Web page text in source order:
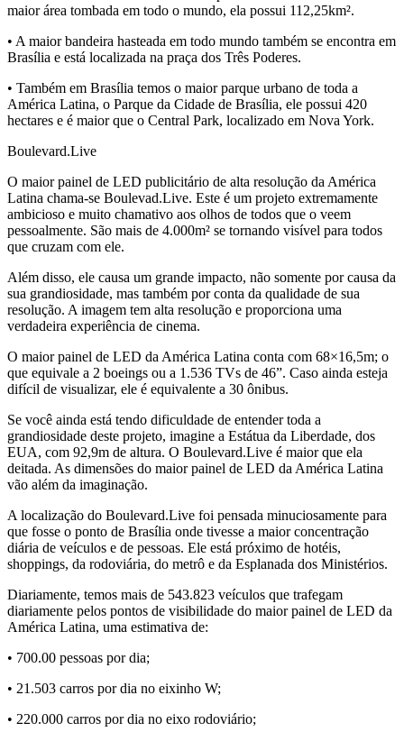
maior área tombada em todo o mundo, ela possui 112,25km².
• A maior bandeira hasteada em todo mundo também se encontra em
Brasília e está localizada na praça dos Três Poderes.
• Também em Brasília temos o maior parque urbano de toda a
América Latina, o Parque da Cidade de Brasília, ele possui 420
hectares e é maior que o Central Park, localizado em Nova York.
Boulevard.Live
O maior painel de LED publicitário de alta resolução da América
Latina chama-se Boulevad.Live. Este é um projeto extremamente
ambicioso e muito chamativo aos olhos de todos que o veem
pessoalmente. São mais de 4.000m² se tornando visível para todos
que cruzam com ele.
Além disso, ele causa um grande impacto, não somente por causa da
sua grandiosidade, mas também por conta da qualidade de sua
resolução. A imagem tem alta resolução e proporciona uma
verdadeira experiência de cinema.
O maior painel de LED da América Latina conta com 68×16,5m; o
que equivale a 2 boeings ou a 1.536 TVs de 46”. Caso ainda esteja
difícil de visualizar, ele é equivalente a 30 ônibus.
Se você ainda está tendo dificuldade de entender toda a
grandiosidade deste projeto, imagine a Estátua da Liberdade, dos
EUA, com 92,9m de altura. O Boulevard.Live é maior que ela
deitada. As dimensões do maior painel de LED da América Latina
vão além da imaginação.
A localização do Boulevard.Live foi pensada minuciosamente para
que fosse o ponto de Brasília onde tivesse a maior concentração
diária de veículos e de pessoas. Ele está próximo de hotéis,
shoppings, da rodoviária, do metrô e da Esplanada dos Ministérios.
Diariamente, temos mais de 543.823 veículos que trafegam
diariamente pelos pontos de visibilidade do maior painel de LED da
América Latina, uma estimativa de:
• 700.00 pessoas por dia;
• 21.503 carros por dia no eixinho W;
• 220.000 carros por dia no eixo rodoviário;